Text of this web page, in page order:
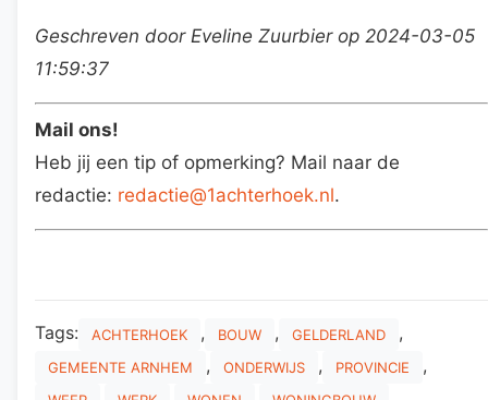
Geschreven door Eveline Zuurbier op 2024-03-05
11:59:37
Mail ons!
Heb jij een tip of opmerking? Mail naar de
redactie: redactie@1achterhoek.nl.
Tags: ACHTERHOEK , BOUW , GELDERLAND ,
GEMEENTE ARNHEM , ONDERWIJS , PROVINCIE ,